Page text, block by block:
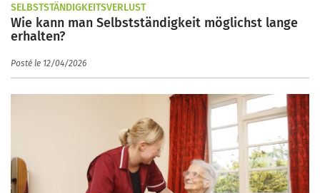
SELBSTSTÄNDIGKEITSVERLUST
Wie kann man Selbstständigkeit möglichst lange
erhalten?
Posté le 12/04/2026